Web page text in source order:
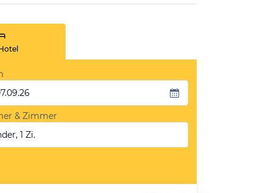
& Zimmer
1 Zi.